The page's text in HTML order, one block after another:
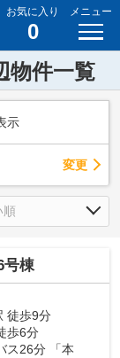
お気に入り
0
メニュー
物件一覧
示
変更
号棟
徒歩9分
歩6分
ス26分 「本